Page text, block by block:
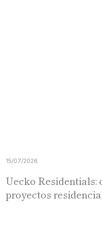
15/07/2026
Uecko Residentials:
proyectos